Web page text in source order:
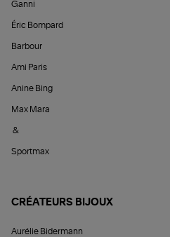
Ganni
Éric Bompard
Barbour
Ami Paris
Anine Bing
Max Mara
&
Sportmax
CRÉATEURS BIJOUX
Aurélie Bidermann